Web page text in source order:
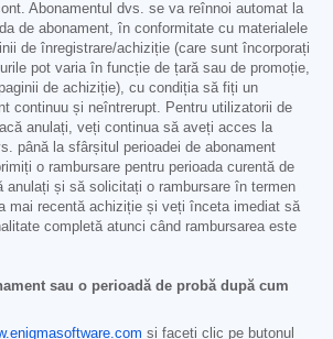
Abonamentul dvs. se va reînnoi automat la
de abonament, în conformitate cu materialele
de înregistrare/achiziție (care sunt încorporați
pot varia în funcție de țară sau de promoție,
de achiziție), cu condiția să fiți un
continuu și neîntrerupt. Pentru utilizatorii de
anulați, veți continua să aveți acces la
până la sfârșitul perioadei de abonament
o rambursare pentru perioada curentă de
anulați și să solicitați o rambursare în termen
mai recentă achiziție și veți înceta imediat să
completă atunci când rambursarea este
sau o perioadă de probă după cum
și faceți clic pe butonul